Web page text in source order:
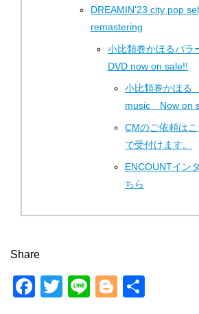
DREAMIN'23 city ​​pop
remastering
小比類巻かほるバラ
DVD now on sale!!
小比類巻かほ
music Now on
CMのご依頼は
で受付けます。
ENCOUNTイン
ちら
Share
F
T
Li
Bl